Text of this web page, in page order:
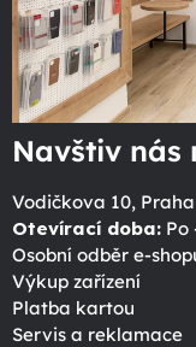
Navštiv nás
Vodičkova 10, Praha
Otevírací doba: Po
Osobní odběr e-
Výkup zařízení
Platba kartou
Servis a reklamace